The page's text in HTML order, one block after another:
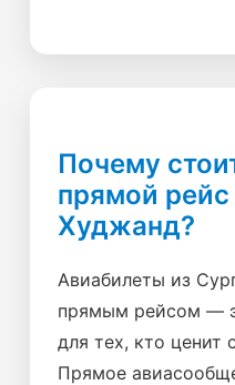
Почему
прямой
Худжанд?
Авиабилеты из
прямым рейсом —
для тех, кто ценит
Прямое